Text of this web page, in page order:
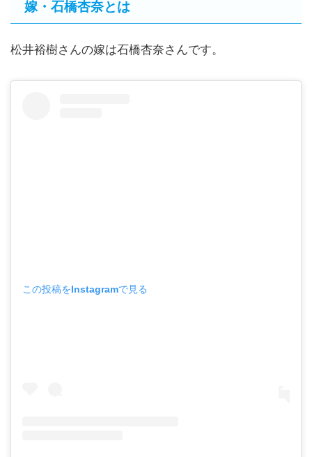
嫁・石橋杏奈とは
松井裕樹さんの嫁は石橋杏奈さんです。
この投稿をInstagramで見る